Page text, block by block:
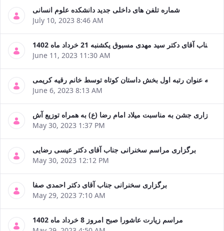
شماره تلفن های داخلی جدید دانشکده علوم انسانی
July 10, 2023 8:46 AM
آقای دکتر سید مهدی مسبوق یکشنبه 21 خرداد ماه 1402
June 11, 2023 11:30 AM
به عنوان رتبه اول بخش داستان کوتاه توسط خانم رقیه کریمی
June 6, 2023 8:13 AM
برگزاری جشن به مناسبت میلاد امام رضا (ع) به همراه توزیع آش
May 30, 2023 1:37 PM
برگزاری مراسم سخنرانی جناب آقای دکتر عیسی رضایی
May 30, 2023 12:12 PM
برگزاری سخنرانی جناب آقای دکتر احمدی صفا
May 29, 2023 7:10 AM
مراسم زیارت عاشورا صبح امروز 8 خرداد ماه 1402